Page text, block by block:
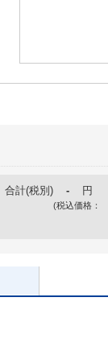
合計(税別) - 円
(税込価格：